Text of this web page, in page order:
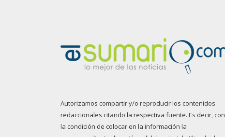
Autorizamos compartir y/o reproducir los contenidos
redaccionales citando la respectiva fuente. Es decir, con
la condición de colocar en la información la